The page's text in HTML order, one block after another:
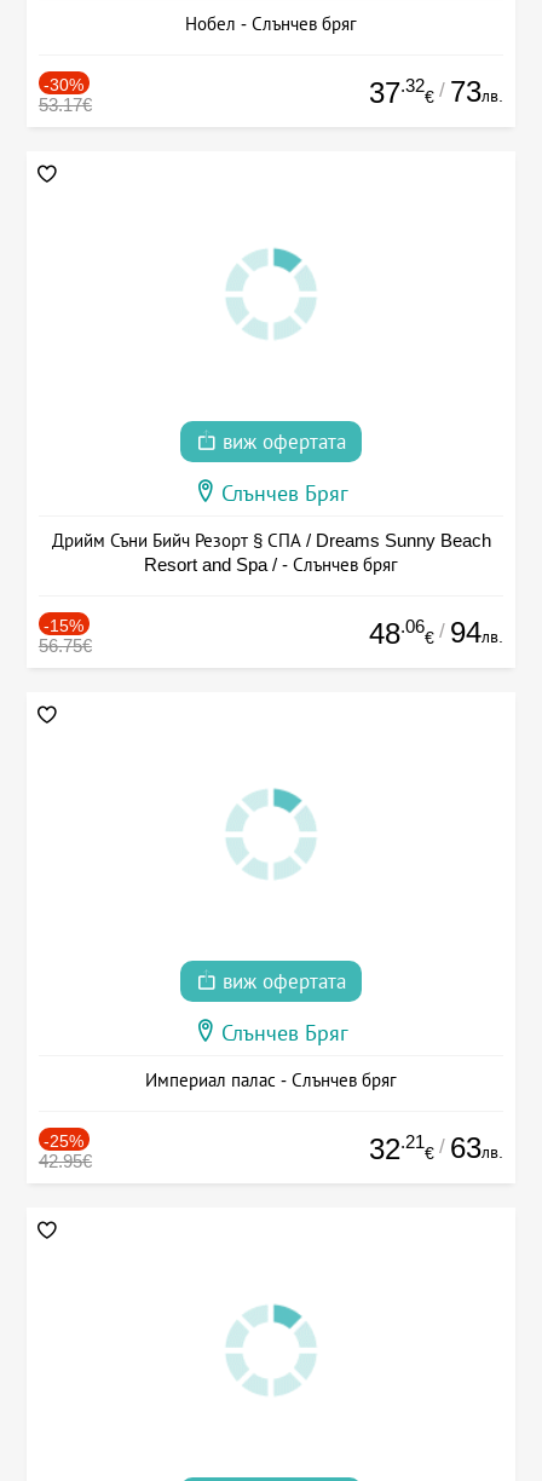
Нобел - Слънчев бряг
-30%
53.17€ 37.32
€ / 73лв.
виж офертата
Слънчев Бряг
Дрийм Съни Бийч Резорт § СПА / Dreams Sunny Beach
Resort and Spa / - Слънчев бряг
-15%
56.75€ 48.06
€ / 94лв.
виж офертата
Слънчев Бряг
Империал палас - Слънчев бряг
-25%
42.95€ 32.21
€ / 63лв.